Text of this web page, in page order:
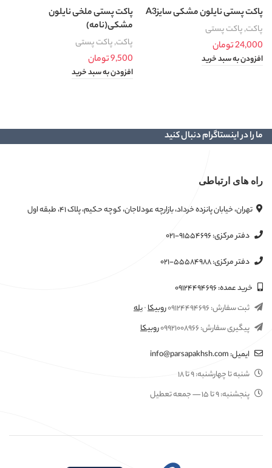
پاکت پستی نایلون مشکی سایزA3
پاکت,پاکت پستی
24,000تومان
افزودن به سبد خرید
پاکت پستی ملخی نایلون
مشکی(نامه)
پاکت,پاکت پستی
9,500تومان
افزودن به سبد خرید
ما را در اینستاگرام دنبال کنید
راه های ارتباطی
تهران، خیابان پانزده خرداد، بازارچه عودلاجان، کوچه حکیم، پلاک ۴۱، طبقه اول
دفتر مرکزی:۰۲۱-۹۱۵۵۴۶۹۶
دفتر مرکزی:۰۲۱-۵۵۵۸۴۹۸۸
خرید عمده:۰۹۱۲۴۴۹۴۶۹۶
ثبت سفارش:۰۹۱۲۴۴۹۴۶۹۶روبیکا·بله
پیگیری سفارش:۰۹۹۲۱۰۰۸۹۶۶روبیکا
ایمیل:info@parsapakhsh.com
شنبه تا چهارشنبه:۹ تا ۱۸
پنجشنبه:۹ تا ۱۵ — جمعه تعطیل